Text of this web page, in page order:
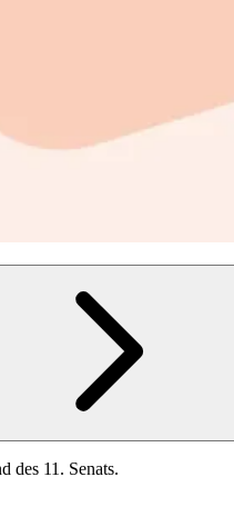
des 11. Senats.